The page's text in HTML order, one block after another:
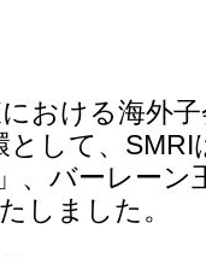
おける海外
として、
、バーレーン
しました。